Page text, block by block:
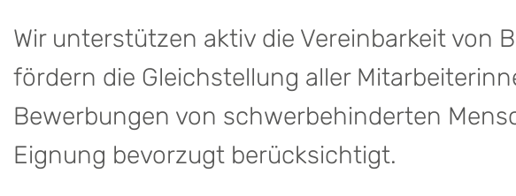
Wir unterstützen aktiv die Vereinbarkeit von
fördern die Gleichstellung aller
Bewerbungen von schwerbehinderten
Eignung bevorzugt berücksichtigt.